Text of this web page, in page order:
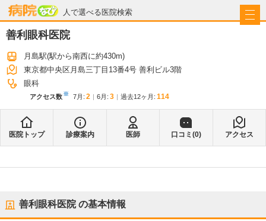
人で選べる医院検索
病院なび
善利眼科医院
月島駅(駅から南西に約430m)
東京都中央区月島三丁目13番4号 善利ビル3階
眼科
アクセス数※ 7月 : 2 6月 : 3 過去12ヶ月: 114
医院トップ 診療案内 医師 口コミ(0) アクセス
善利眼科医院の基本情報